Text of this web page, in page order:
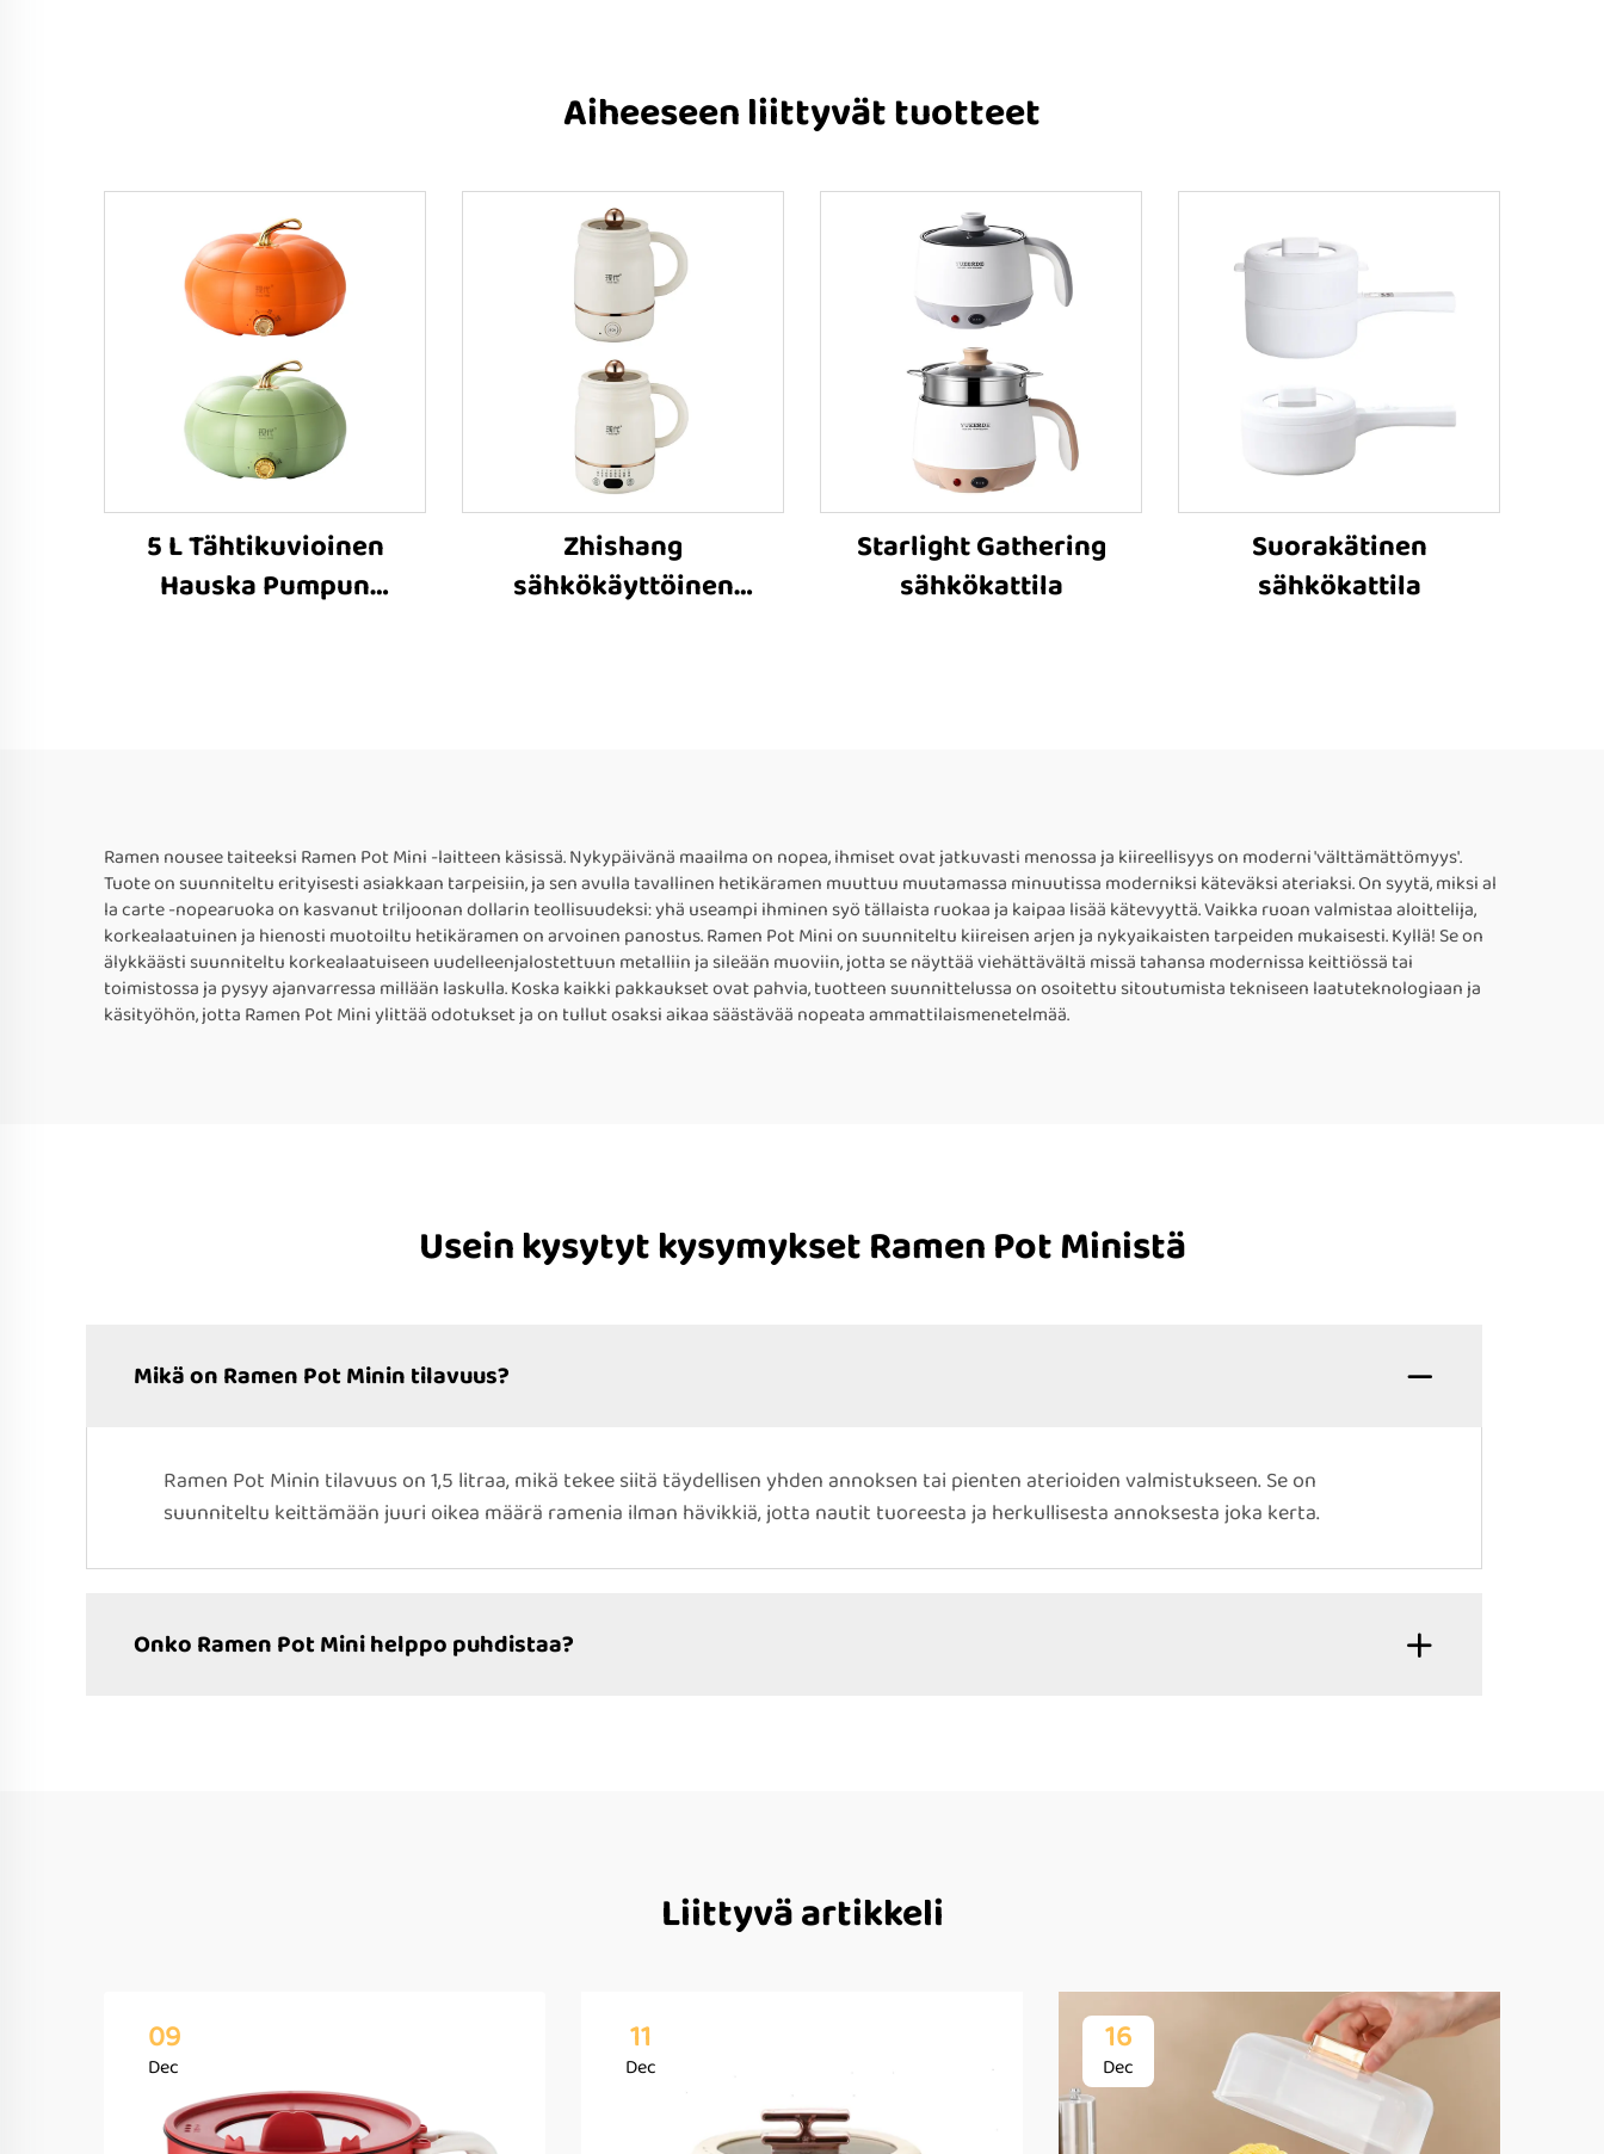
Aiheeseen liittyvät tuotteet
5 L Tähtikuvioinen
Hauska Pumpun
Zhishang
sähkökäyttöinen
Starlight Gathering
sähkökattila
Suorakätinen
sähkökattila
Ramen nousee taiteeksi Ramen Pot Mini -laitteen käsissä. Nykypäivänä maailma on nopea, ihmiset ovat jatkuvasti menossa ja kiireellisyys on moderni 'välttämättömyys'.
Tuote on suunniteltu erityisesti asiakkaan tarpeisiin, ja sen avulla tavallinen hetikäramen muuttuu muutamassa minuutissa moderniksi käteväksi ateriaksi. On syytä, miksi al
la carte -nopearuoka on kasvanut triljoonan dollarin teollisuudeksi: yhä useampi ihminen syö tällaista ruokaa ja kaipaa lisää kätevyyttä. Vaikka ruoan valmistaa aloittelija,
korkealaatuinen ja hienosti muotoiltu hetikäramen on arvoinen panostus. Ramen Pot Mini on suunniteltu kiireisen arjen ja nykyaikaisten tarpeiden mukaisesti. Kyllä! Se on
älykkäästi suunniteltu korkealaatuiseen uudelleenjalostettuun metalliin ja sileään muoviin, jotta se näyttää viehättävältä missä tahansa modernissa keittiössä tai
toimistossa ja pysyy ajanvarressa millään laskulla. Koska kaikki pakkaukset ovat pahvia, tuotteen suunnittelussa on osoitettu sitoutumista tekniseen laatuteknologiaan ja
käsityöhön, jotta Ramen Pot Mini ylittää odotukset ja on tullut osaksi aikaa säästävää nopeata ammattilaismenetelmää.
Usein kysytyt kysymykset Ramen Pot Ministä
Mikä on Ramen Pot Minin tilavuus?
Ramen Pot Minin tilavuus on 1,5 litraa, mikä tekee siitä täydellisen yhden annoksen tai pienten aterioiden valmistukseen. Se on
suunniteltu keittämään juuri oikea määrä ramenia ilman hävikkiä, jotta nautit tuoreesta ja herkullisesta annoksesta joka kerta.
Onko Ramen Pot Mini helppo puhdistaa?
Liittyvä artikkeli
09
Dec
11
Dec
16
Dec